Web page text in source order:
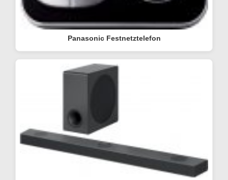
Panasonic Festnetztelefon